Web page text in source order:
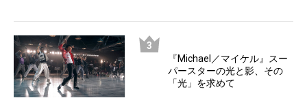
『Michael／マイケル』スー
パースターの光と影、その
「光」を求めて